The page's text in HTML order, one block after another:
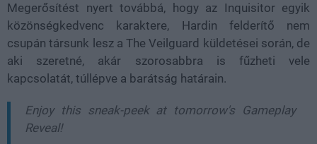
Megerősítést nyert továbbá, hogy az Inquisitor egyik
közönségkedvenc karaktere, Hardin felderítő nem
csupán társunk lesz a The Veilguard küldetései során, de
aki szeretné, akár szorosabbra is fűzheti vele
kapcsolatát, túllépve a barátság határain.
Enjoy this sneak-peek at tomorrow's Gameplay
Reveal!